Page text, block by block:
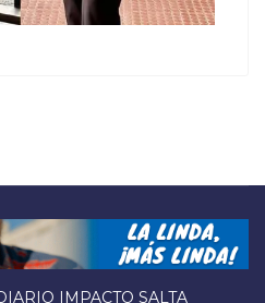
IMPACTO SALTA